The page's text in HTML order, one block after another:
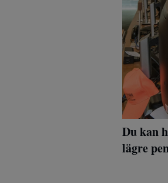
Du kan
lägre